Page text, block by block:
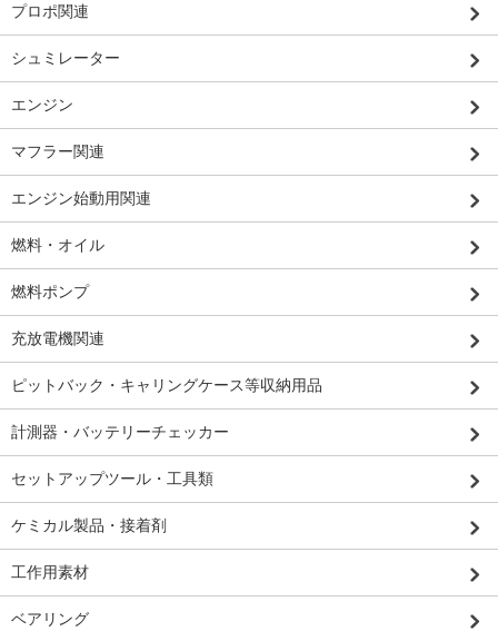
プロポ関連
シュミレーター
エンジン
マフラー関連
エンジン始動用関連
燃料・オイル
燃料ポンプ
充放電機関連
ピットバック・キャリングケース等収納用品
計測器・バッテリーチェッカー
セットアップツール・工具類
ケミカル製品・接着剤
工作用素材
ベアリング